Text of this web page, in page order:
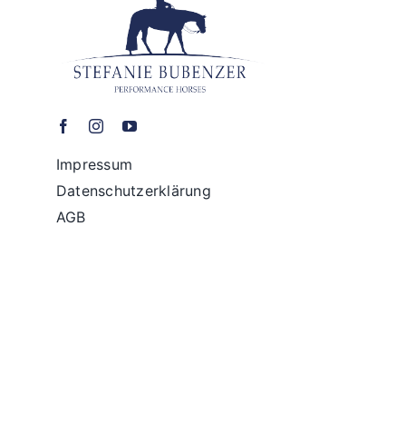
Impressum
Datenschutzerklärung
AGB